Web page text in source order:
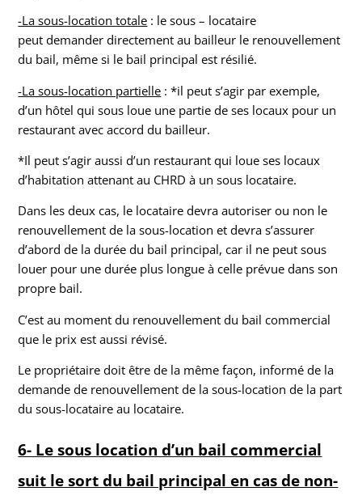
-La sous-location totale : le sous – locataire
peut demander directement au bailleur le renouvellement
du bail, même si le bail principal est résilié.
-La sous-location partielle : *il peut s’agir par exemple,
d’un hôtel qui sous loue une partie de ses locaux pour un
restaurant avec accord du bailleur.
*Il peut s’agir aussi d’un restaurant qui loue ses locaux
d’habitation attenant au CHRD à un sous locataire.
Dans les deux cas, le locataire devra autoriser ou non le
renouvellement de la sous-location et devra s’assurer
d’abord de la durée du bail principal, car il ne peut sous
louer pour une durée plus longue à celle prévue dans son
propre bail.
C’est au moment du renouvellement du bail commercial
que le prix est aussi révisé.
Le propriétaire doit être de la même façon, informé de la
demande de renouvellement de la sous-location de la part
du sous-locataire au locataire.
6- Le sous location d’un bail commercial
suit le sort du bail principal en cas de non-